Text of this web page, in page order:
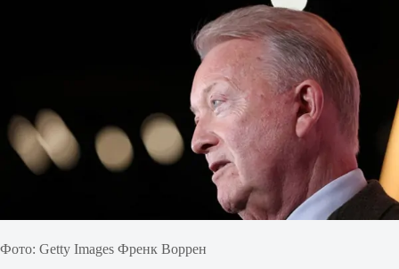
Фото: Getty Images Френк Воррен